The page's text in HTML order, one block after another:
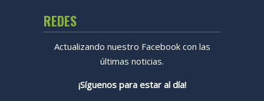
REDES
Actualizando nuestro Facebook con las
últimas noticias.
¡Síguenos para estar al día!